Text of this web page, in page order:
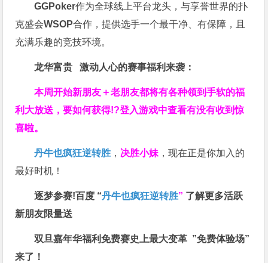
GGPoker作为全球线上平台龙头，与享誉世界的扑
克盛会WSOP合作，提供选手一个最干净、有保障，且
充满乐趣的竞技环境。
龙华富贵 激动人心的赛事福利来袭：
本周开始新朋友＋老朋友都将有各种领到手软的福
利大放送，要如何获得!?登入游戏中查看有没有收到惊
喜啦。
丹牛也疯狂逆转胜 ， 决胜小妹 ，现在正是你加入的
最好时机！
逐梦参赛!百度 “丹牛也疯狂逆转胜” 了解更多活跃
新朋友限量送
双旦嘉年华福利免费赛史上最大变革 ”免费体验场”
来了！